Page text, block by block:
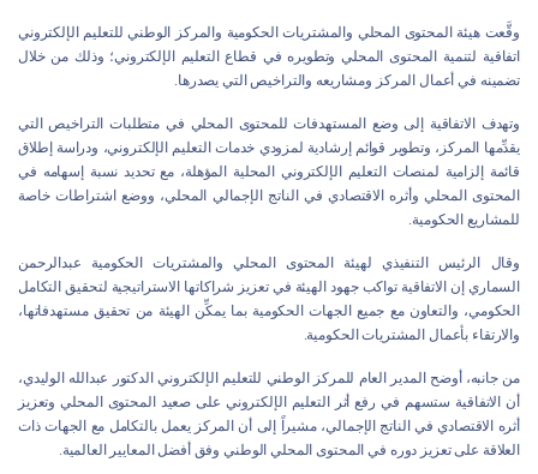
وقَّعت هيئة المحتوى المحلي والمشتريات الحكومية والمركز الوطني للتعليم الإلكتروني
اتفاقية لتنمية المحتوى المحلي وتطويره في قطاع التعليم الإلكتروني؛ وذلك من خلال
تضمينه في أعمال المركز ومشاريعه والتراخيص التي يصدرها.
وتهدف الاتفاقية إلى وضع المستهدفات للمحتوى المحلي في متطلبات التراخيص التي
يقدِّمها المركز، وتطوير قوائم إرشادية لمزودي خدمات التعليم الإلكتروني، ودراسة إطلاق
قائمة إلزامية لمنصات التعليم الإلكتروني المحلية المؤهلة، مع تحديد نسبة إسهامه في
المحتوى المحلي وأثره الاقتصادي في الناتج الإجمالي المحلي، ووضع اشتراطات خاصة
للمشاريع الحكومية.
وقال الرئيس التنفيذي لهيئة المحتوى المحلي والمشتريات الحكومية عبدالرحمن
السماري إن الاتفاقية تواكب جهود الهيئة في تعزيز شراكاتها الاستراتيجية لتحقيق التكامل
الحكومي، والتعاون مع جميع الجهات الحكومية بما يمكِّن الهيئة من تحقيق مستهدفاتها،
والارتقاء بأعمال المشتريات الحكومية.
من جانبه، أوضح المدير العام للمركز الوطني للتعليم الإلكتروني الدكتور عبدالله الوليدي،
أن الاتفاقية ستسهم في رفع أثر التعليم الإلكتروني على صعيد المحتوى المحلي وتعزيز
أثره الاقتصادي في الناتج الإجمالي، مشيراً إلى أن المركز يعمل بالتكامل مع الجهات ذات
العلاقة على تعزيز دوره في المحتوى المحلي الوطني وفق أفضل المعايير العالمية.